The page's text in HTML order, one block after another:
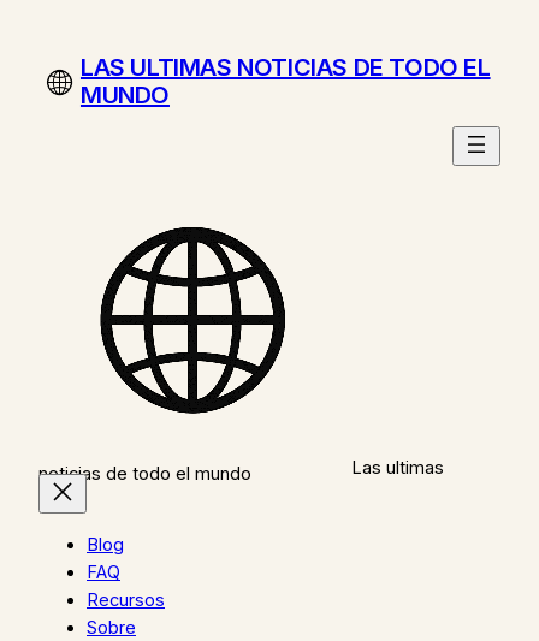
contenidoLAS ULTIMAS NOTICIAS DE TODO EL
MUNDO
Las ultimas
noticias de todo el mundo
Blog
FAQ
Recursos
Sobre